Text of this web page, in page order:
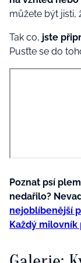
můžete být jisti,
Tak co, jste
Pusťte se do
Poznat psí
nedařilo?
nejoblíbenější
Každý milovník